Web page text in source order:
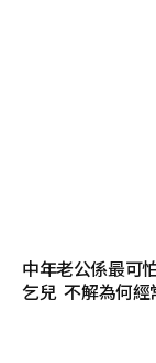
中年老公係最可
乞兒 不解為何經